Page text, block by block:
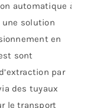
automatique à
une solution
en
sont
par
des tuyaux
le transport